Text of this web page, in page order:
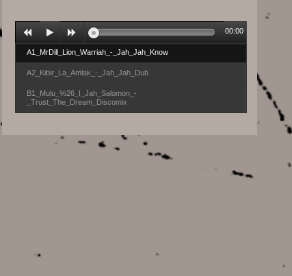
A1_MrDill_Lion_Warriah_-_Jah_Jah_Know
A2_Kibir_La_Amlak_-_Jah_Jah_Dub
B1_Mulu_%26_I_Jah_Salomon_-
_Trust_The_Dream_Discomix
00:00